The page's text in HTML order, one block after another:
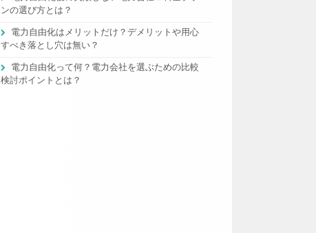
ンの選び方とは？
電力自由化はメリットだけ？デメリットや用心
すべき落とし穴は無い？
電力自由化って何？電力会社を選ぶための比較
検討ポイントとは？